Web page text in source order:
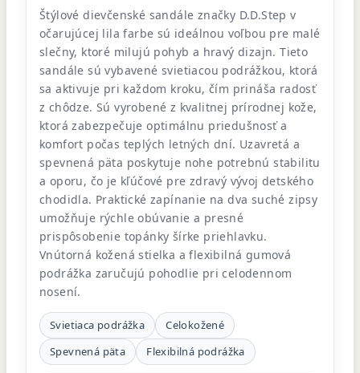
Štýlové dievčenské sandále značky D.D.Step v
očarujúcej lila farbe sú ideálnou voľbou pre malé
slečny, ktoré milujú pohyb a hravý dizajn. Tieto
sandále sú vybavené svietiacou podrážkou, ktorá
sa aktivuje pri každom kroku, čím prináša radosť
z chôdze. Sú vyrobené z kvalitnej prírodnej kože,
ktorá zabezpečuje optimálnu priedušnosť a
komfort počas teplých letných dní. Uzavretá a
spevnená päta poskytuje nohe potrebnú stabilitu
a oporu, čo je kľúčové pre zdravý vývoj detského
chodidla. Praktické zapínanie na dva suché zipsy
umožňuje rýchle obúvanie a presné
prispôsobenie topánky šírke priehlavku.
Vnútorná kožená stielka a flexibilná gumová
podrážka zaručujú pohodlie pri celodennom
nosení.
Svietiaca podrážka
Celokožené
Spevnená päta
Flexibilná podrážka